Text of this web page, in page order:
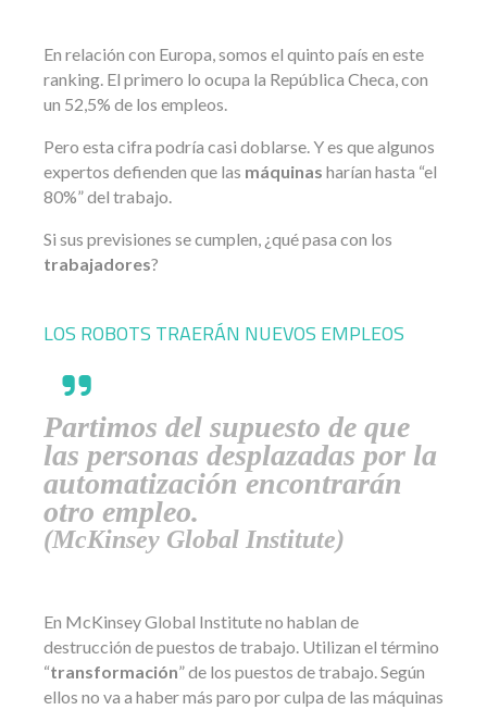
En relación con Europa, somos el quinto país en este
ranking. El primero lo ocupa la República Checa, con
un 52,5% de los empleos.
Pero esta cifra podría casi doblarse. Y es que algunos
expertos defienden que las máquinas harían hasta “el
80%” del trabajo.
Si sus previsiones se cumplen, ¿qué pasa con los
trabajadores?
LOS ROBOTS TRAERÁN NUEVOS EMPLEOS
Partimos del supuesto de que
las personas desplazadas por la
automatización encontrarán
otro empleo.
(McKinsey Global Institute)
En McKinsey Global Institute no hablan de
destrucción de puestos de trabajo. Utilizan el término
“transformación” de los puestos de trabajo. Según
ellos no va a haber más paro por culpa de las máquinas